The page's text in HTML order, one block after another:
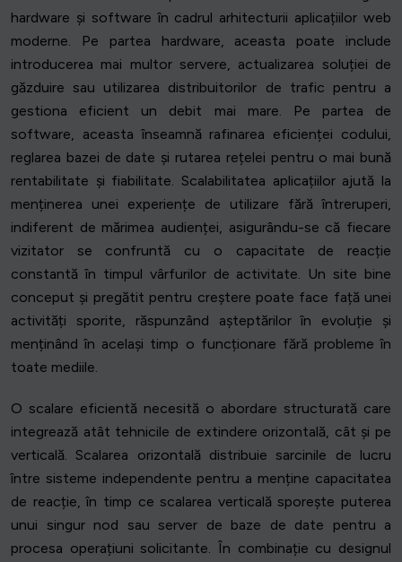
hardware și software în cadrul arhitecturii aplicațiilor web
moderne. Pe partea hardware, aceasta poate include
introducerea mai multor servere, actualizarea soluției de
găzduire sau utilizarea distribuitorilor de trafic pentru a
gestiona eficient un debit mai mare. Pe partea de
software, aceasta înseamnă rafinarea eficienței codului,
reglarea bazei de date și rutarea rețelei pentru o mai bună
rentabilitate și fiabilitate. Scalabilitatea aplicațiilor ajută la
menținerea unei experiențe de utilizare fără întreruperi,
indiferent de mărimea audienței, asigurându-se că fiecare
vizitator se confruntă cu o capacitate de reacție
constantă în timpul vârfurilor de activitate. Un site bine
conceput și pregătit pentru creștere poate face față unei
activități sporite, răspunzând așteptărilor în evoluție și
menținând în același timp o funcționare fără probleme în
toate mediile.
O scalare eficientă necesită o abordare structurată care
integrează atât tehnicile de extindere orizontală, cât și pe
verticală. Scalarea orizontală distribuie sarcinile de lucru
între sisteme independente pentru a menține capacitatea
de reacție, în timp ce scalarea verticală sporește puterea
unui singur nod sau server de baze de date pentru a
procesa operațiuni solicitante. În combinație cu designul